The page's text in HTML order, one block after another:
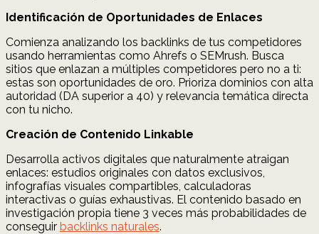
Identificación de Oportunidades de Enlaces
Comienza analizando los backlinks de tus competidores
usando herramientas como Ahrefs o SEMrush. Busca
sitios que enlazan a múltiples competidores pero no a ti:
estas son oportunidades de oro. Prioriza dominios con alta
autoridad (DA superior a 40) y relevancia temática directa
con tu nicho.
Creación de Contenido Linkable
Desarrolla activos digitales que naturalmente atraigan
enlaces: estudios originales con datos exclusivos,
infografías visuales compartibles, calculadoras
interactivas o guías exhaustivas. El contenido basado en
investigación propia tiene 3 veces más probabilidades de
conseguir backlinks naturales.